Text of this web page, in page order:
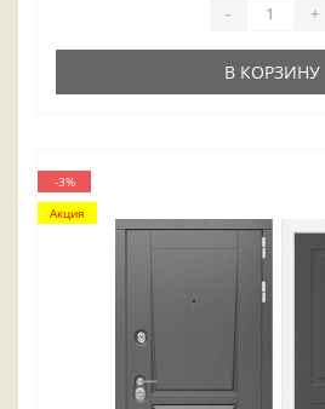
- +
В КОРЗИНУ
-3%
Акция